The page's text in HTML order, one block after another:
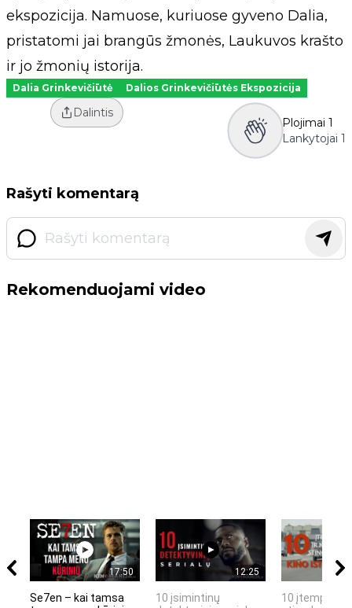
ekspozicija. Namuose, kuriuose gyveno Dalia,
pristatomi jai brangūs žmonės, Laukuvos krašto
ir jo žmonių istorija.
Dalia Grinkevičiūtė Dalios Grinkevičiūtės Ekspozicija
Dalintis
Plojimai 1
Lankytojai 1
Rašyti komentarą
Rekomenduojami video
17:50
Se7en – kai tamsa
12:25
10 įsimintinų
10 įtemptų,